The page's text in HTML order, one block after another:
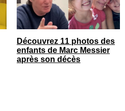
Découvrez 11 photos des
enfants de Marc Messier
après son décès